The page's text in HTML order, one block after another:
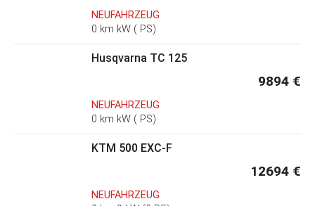
NEUFAHRZEUG
0 km kW ( PS)
Husqvarna TC 125
9894 €
NEUFAHRZEUG
0 km kW ( PS)
KTM 500 EXC-F
12694 €
NEUFAHRZEUG